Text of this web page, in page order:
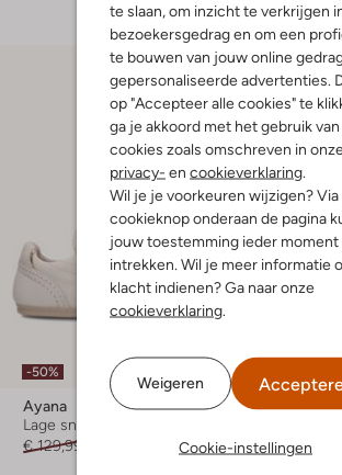
te slaan, om inzicht te verkrijgen
bezoekersgedrag en om een
te bouwen van jouw online
gepersonaliseerde advertenties.
op "Accepteer alle cookies" te
ga je akkoord met het gebruik van
cookies zoals omschreven in
privacy- en cookieverklaring
Wil je je voorkeuren wijzigen? Via
cookieknop onderaan de pagina
jouw toestemming ieder moment
intrekken. Wil je meer informatie
klacht indienen? Ga naar onze
cookieverklaring
Weigeren
Cookie-instellingen
-50%
Ayana
Lage sneakers
€ 129,99
Woden
€ 139,99